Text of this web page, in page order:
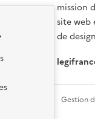
mission
site web
de
Gestion